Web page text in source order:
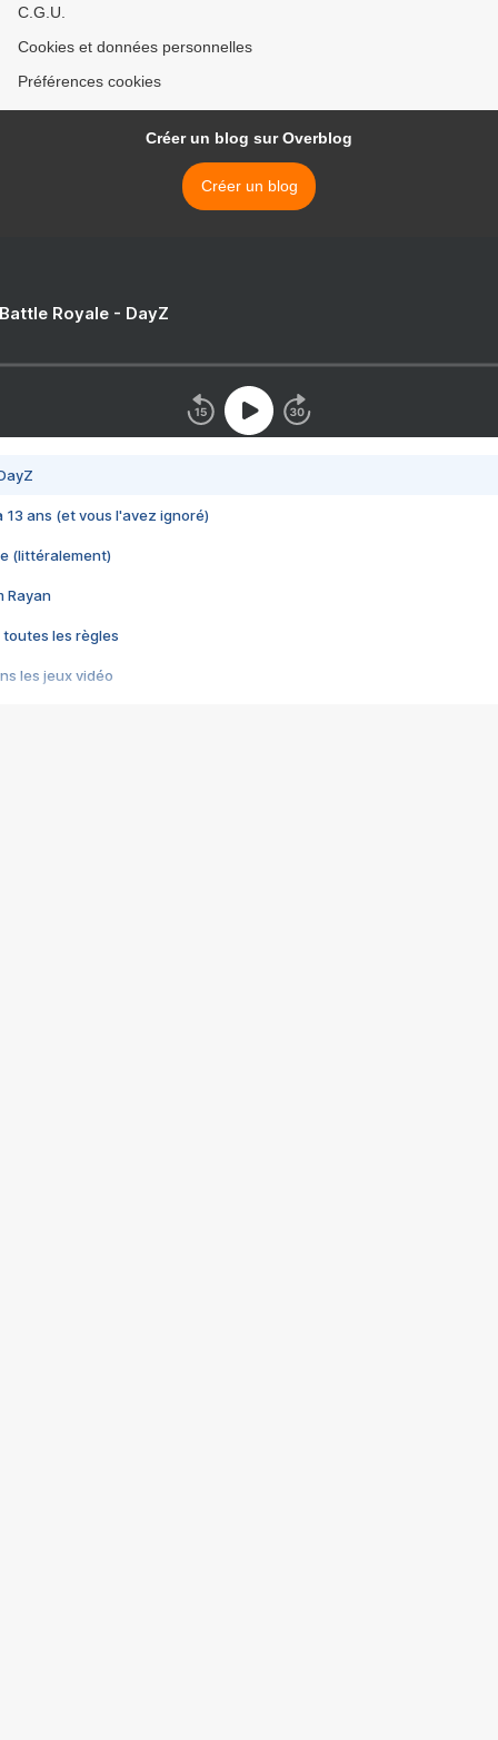
C.G.U.
Cookies et données personnelles
Préférences cookies
Créer un blog sur Overblog
Créer un blog
Royale - DayZ
13 ans (et vous l'avez ignoré)
(littéralement)
Rayan
toutes les règles
les jeux vidéo